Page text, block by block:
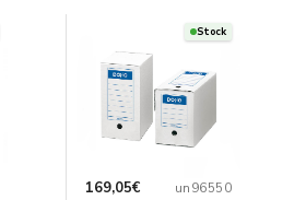
Stock
169,05€
un96550